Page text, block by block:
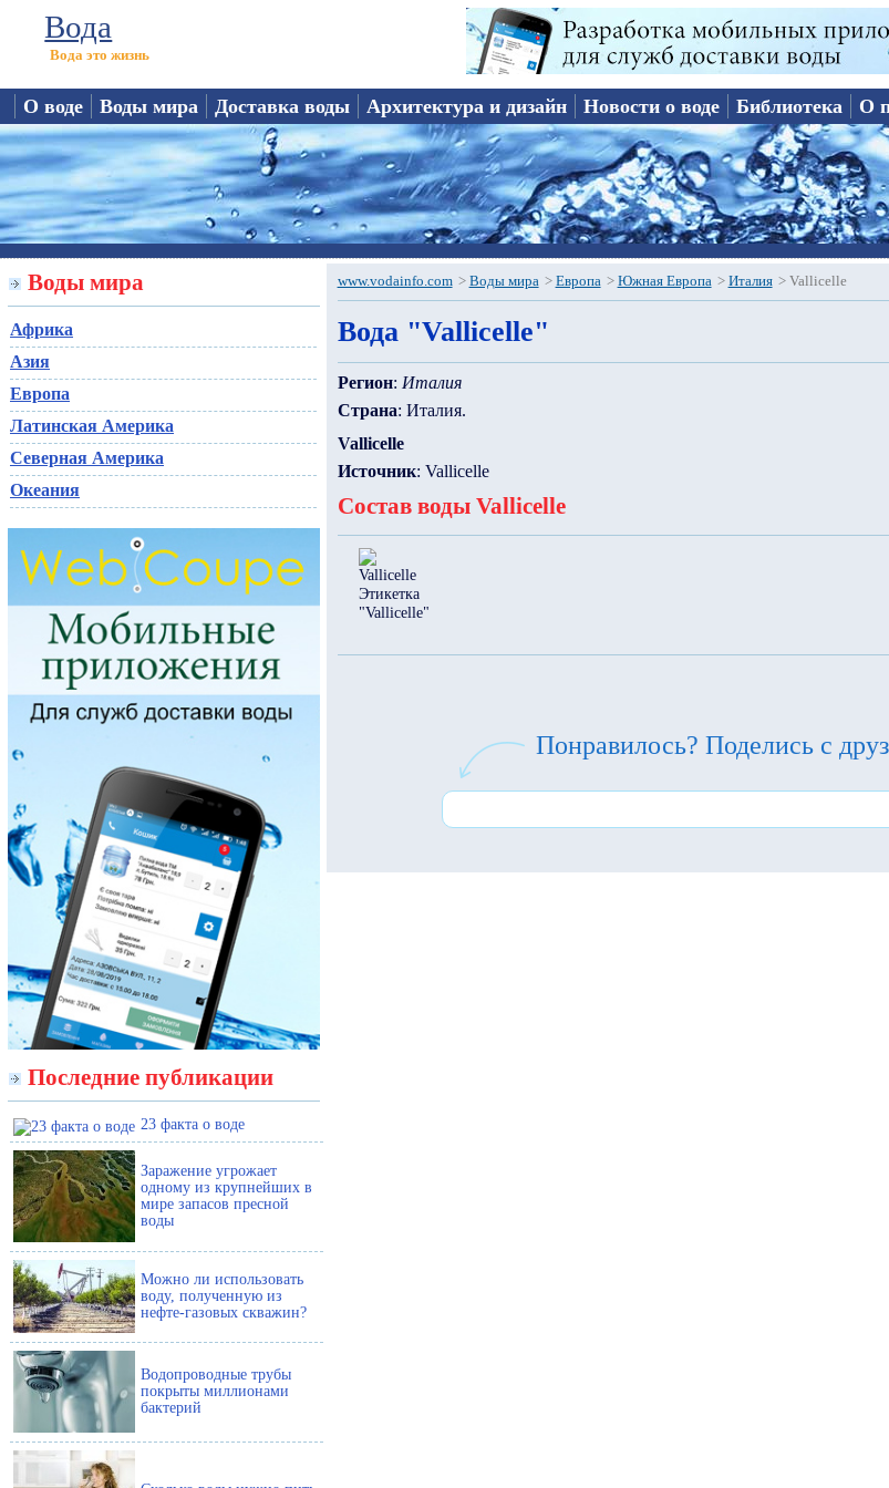
Вода
Вода это жизнь
О воде Воды мира Доставка воды Архитектура и дизайн Новости о воде Библиотека О
Воды мира
Африка
Азия
Европа
Латинская Америка
Северная Америка
Океания
Последние публикации
23 факта о воде
Заражение угрожает
одному из крупнейших в
мире запасов пресной
воды
Можно ли использовать
воду, полученную из
нефте-газовых скважин?
Водопроводные трубы
покрыты миллионами
бактерий
www.vodainfo.com > Воды мира > Европа > Южная Европа > Италия > Vallicelle
Вода "Vallicelle"
Регион: Италия
Страна: Италия.
Vallicelle
Источник: Vallicelle
Состав воды Vallicelle
Этикетка
"Vallicelle"
Понравилось? Поделись с